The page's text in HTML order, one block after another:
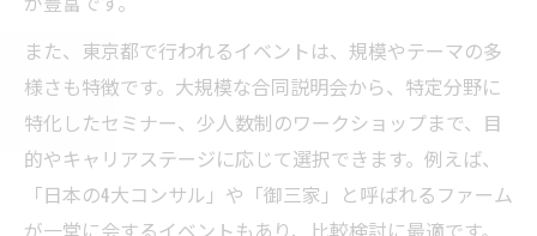
像
業界イベントを通じたキャリアアップの秘訣
コンサルイベント参加がキャリアに生きる
理由
東京都での業界イベントが転職活動に役立
また、東京都で行われるイベントは、規模やテーマの多
様さも特徴です。大規模な合同説明会から、特定分野に
特化したセミナー、少人数制のワークショップまで、目
的やキャリアステージに応じて選択できます。例えば、
「日本の4大コンサル」や「御三家」と呼ばれるファーム
が一堂に会するイベントもあり、比較検討に最適です。